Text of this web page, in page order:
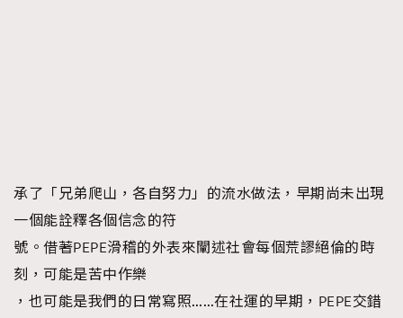
承了「兄弟爬山，各自努力」的流水做法，早期尚未出現
一個能詮釋各個信念的符
號。借著PEPE滑稽的外表來闡述社會每個荒謬絕倫的時
刻，可能是苦中作樂
，也可能是我們的日常寫照……在社運的早期，PEPE交錯